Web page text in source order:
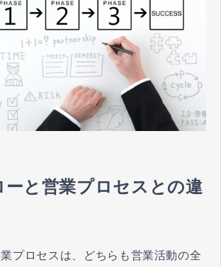
ーと営業プロセスとの違
プロセスは、どちらも営業活動の全